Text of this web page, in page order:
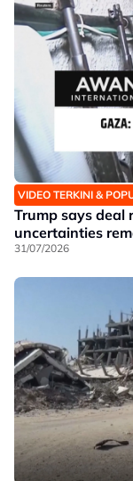
VIDEO TERKINI &
Trump says deal
uncertainties
31/07/2026